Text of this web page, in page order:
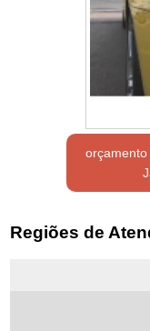
Regiões de